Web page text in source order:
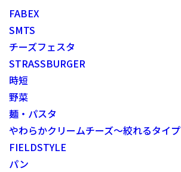
FABEX
SMTS
チーズフェスタ
STRASSBURGER
時短
野菜
麺・パスタ
やわらかクリームチーズ～絞れるタイプ
FIELDSTYLE
パン